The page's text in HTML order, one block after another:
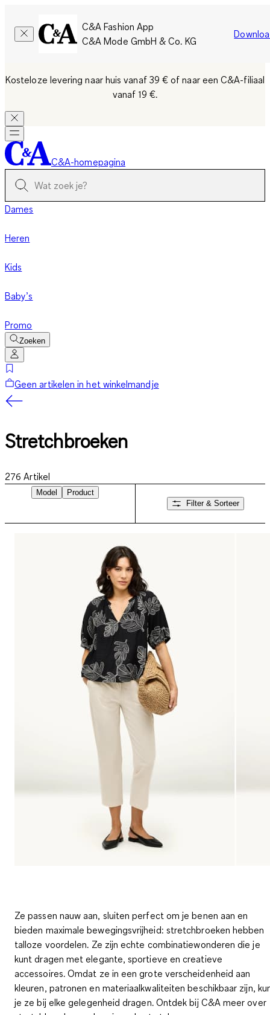
C&A Fashion App
C&A Mode GmbH & Co. KG
Kosteloze levering naar huis vanaf 39 €of naar een C&A-filiaal
vanaf 19 €.
C&A-homepagina
Dames
Heren
Kids
Baby’s
Promo
Zoeken
Geen artikelen in het winkelmandje
Stretchbroeken
276 Artikel
Model
Product
Filter & Sorteer
Ze passen nauw aan, sluiten perfect om je benen aan en
bieden maximale bewegingsvrijheid: stretchbroeken hebben
talloze voordelen. Ze zijn echte combinatiewonderen die je
kunt dragen met elegante, sportieve en creatieve
accessoires. Omdat ze in een grote verscheidenheid aan
kleuren, patronen en materiaalkwaliteiten beschikbaar zijn,
je ze bij elke gelegenheid dragen. Ontdek bij C&A meer over